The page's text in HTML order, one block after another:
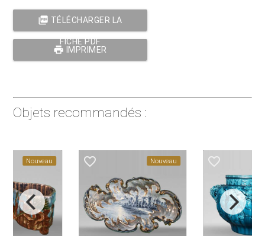
picture_as_pdf TÉLÉCHARGER LA
FICHE PDF
print IMPRIMER
Objets recommandés :
favorite_border Nouveau Nouveau